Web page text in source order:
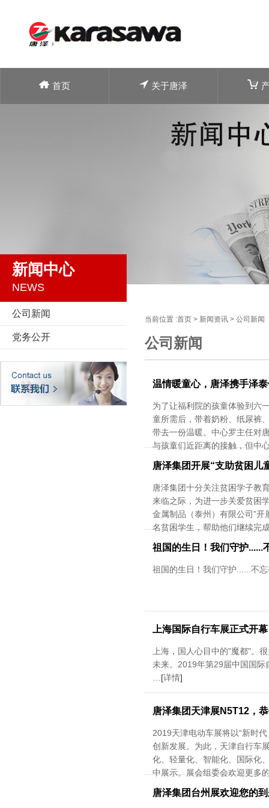
首页 关于唐泽
新闻中心
NEWS
公司新闻
党务公开
当前位置 :首页 > 新闻资讯 > 公司新闻
公司新闻
温情暖童心，唐泽携手泽
为了让福利院的孩童体验到六
童所需后，带着奶粉、纸尿裤
带去一份温暖。中心罗主任对
与孩童们近距离的接触，但中
唐泽集团开展“支助贫困儿
唐泽集团十分关注贫困学子教
来临之际，为进一步关爱贫困
金属制品（泰州）有限公司”
名贫困学生，帮助他们继续完
祖国的生日！我们守护......
祖国的生日！我们守护......不
上海国际自行车展正式开
上海，国人心目中的"魔都"。
未来。2019年第29届中国国
[详情]
唐泽集团天津展N5T12，
2019天津电动车展将以“新时
创新发展。为此，天津自行车
化、轻量化、智能化、国际化
中展示。展会组委会欢迎更多
唐泽集团台州展欢迎您的